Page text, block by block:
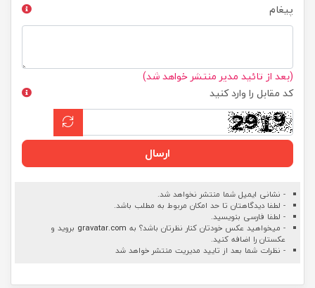
پیغام
(بعد از تائید مدیر منتشر خواهد شد)
کد مقابل را وارد کنید
ارسال
- نشانی ایمیل شما منتشر نخواهد شد.
- لطفا دیدگاهتان تا حد امکان مربوط به مطلب باشد.
- لطفا فارسی بنویسید.
- میخواهید عکس خودتان کنار نظرتان باشد؟ به gravatar.com بروید و
عکستان را اضافه کنید.
- نظرات شما بعد از تایید مدیریت منتشر خواهد شد